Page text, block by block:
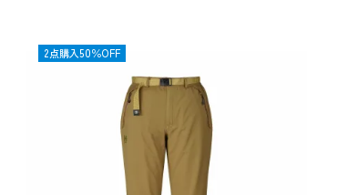
OUTLET
2点購入50％OFF